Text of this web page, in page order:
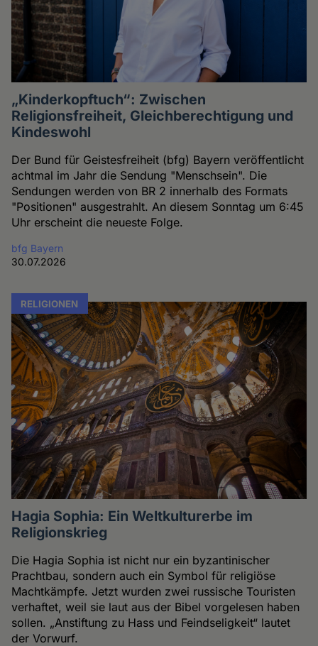
„Kinderkopftuch“: Zwischen
Religionsfreiheit, Gleichberechtigung und
Kindeswohl
Der Bund für Geistesfreiheit (bfg) Bayern veröffentlicht
achtmal im Jahr die Sendung "Menschsein". Die
Sendungen werden von BR 2 innerhalb des Formats
"Positionen" ausgestrahlt. An diesem Sonntag um 6:45
Uhr erscheint die neueste Folge.
bfg Bayern
30.07.2026
RELIGIONEN
Hagia Sophia: Ein Weltkulturerbe im
Religionskrieg
Die Hagia Sophia ist nicht nur ein byzantinischer
Prachtbau, sondern auch ein Symbol für religiöse
Machtkämpfe. Jetzt wurden zwei russische Touristen
verhaftet, weil sie laut aus der Bibel vorgelesen haben
sollen. „Anstiftung zu Hass und Feindseligkeit“ lautet
der Vorwurf.